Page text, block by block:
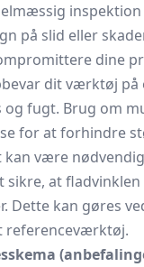
på slid eller
dine
dit værktøj
og fugt. Brug om
for at forhindre
kan være
sikre, at
Dette kan gøres
referenceværktøj.